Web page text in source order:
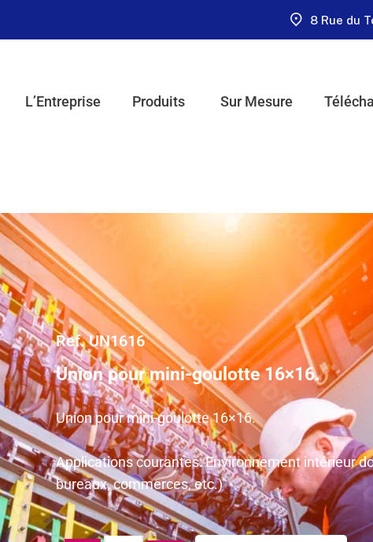
8 Rue du
L’Entreprise Produits Sur Mesure
Ref. UN1616
Union pour mini-goulotte 16×16.
Union pour mini-goulotte 16×16.
Applications courantes: Environnement intérieur
bureaux, commerces, etc.)